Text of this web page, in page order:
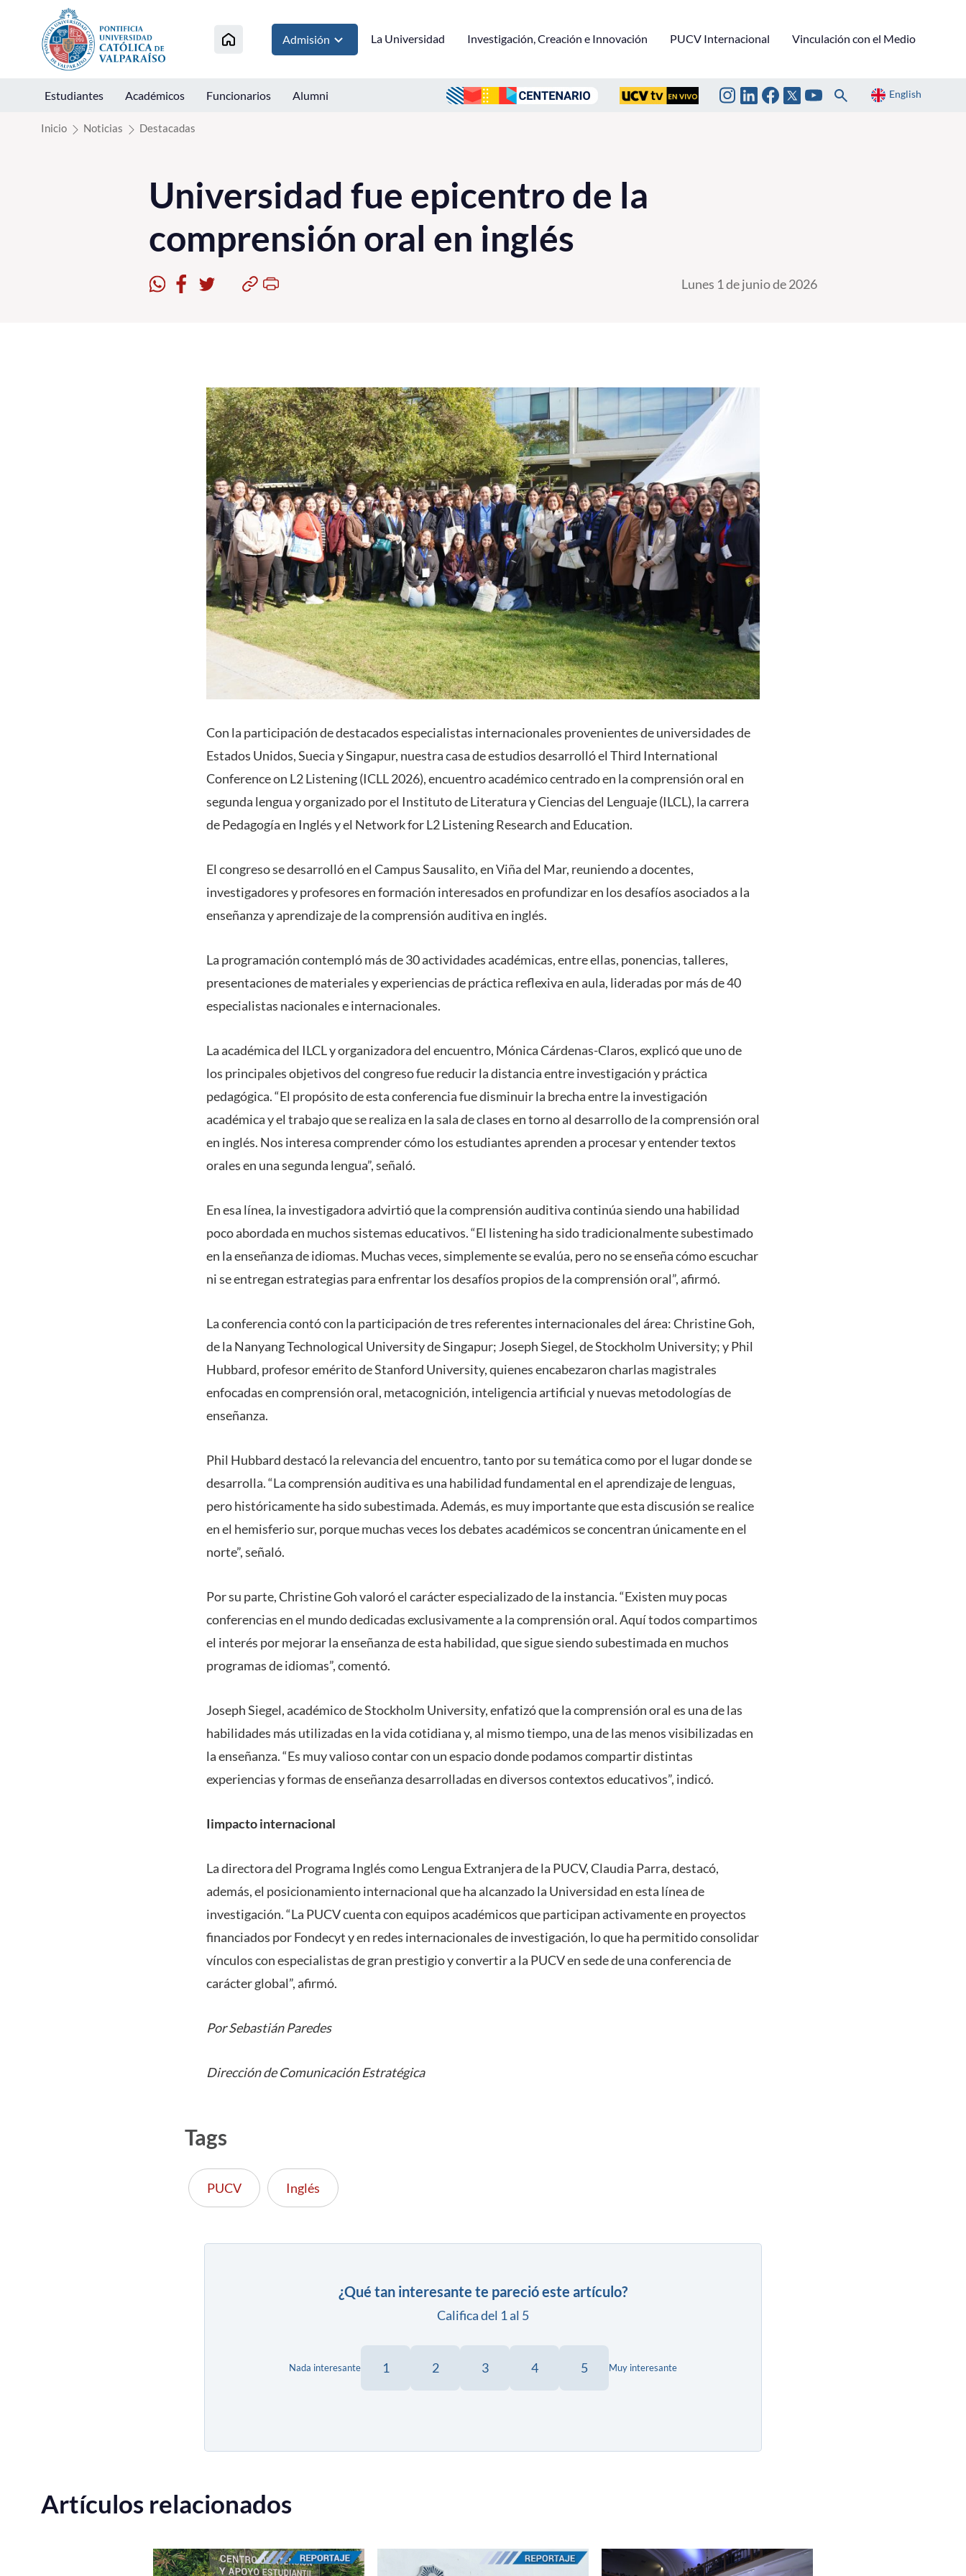
Click acá para ir directamente al contenido
Admisión La Universidad Investigación, Creación e Innovación PUCV Internacional Vinculación con el Medio
Estudiantes Académicos Funcionarios Alumni English
Inicio Noticias Destacadas
Universidad fue epicentro de la
comprensión oral en inglés
Lunes 1 de junio de 2026
Con la participación de destacados especialistas internacionales provenientes de universidades de
Estados Unidos, Suecia y Singapur, nuestra casa de estudios desarrolló el Third International
Conference on L2 Listening (ICLL 2026), encuentro académico centrado en la comprensión oral en
segunda lengua y organizado por el Instituto de Literatura y Ciencias del Lenguaje (ILCL), la carrera
de Pedagogía en Inglés y el Network for L2 Listening Research and Education.
El congreso se desarrolló en el Campus Sausalito, en Viña del Mar, reuniendo a docentes,
investigadores y profesores en formación interesados en profundizar en los desafíos asociados a la
enseñanza y aprendizaje de la comprensión auditiva en inglés.
La programación contempló más de 30 actividades académicas, entre ellas, ponencias, talleres,
presentaciones de materiales y experiencias de práctica reflexiva en aula, lideradas por más de 40
especialistas nacionales e internacionales.
La académica del ILCL y organizadora del encuentro, Mónica Cárdenas-Claros, explicó que uno de
los principales objetivos del congreso fue reducir la distancia entre investigación y práctica
pedagógica. “El propósito de esta conferencia fue disminuir la brecha entre la investigación
académica y el trabajo que se realiza en la sala de clases en torno al desarrollo de la comprensión oral
en inglés. Nos interesa comprender cómo los estudiantes aprenden a procesar y entender textos
orales en una segunda lengua”, señaló.
En esa línea, la investigadora advirtió que la comprensión auditiva continúa siendo una habilidad
poco abordada en muchos sistemas educativos. “El listening ha sido tradicionalmente subestimado
en la enseñanza de idiomas. Muchas veces, simplemente se evalúa, pero no se enseña cómo escuchar
ni se entregan estrategias para enfrentar los desafíos propios de la comprensión oral”, afirmó.
La conferencia contó con la participación de tres referentes internacionales del área: Christine Goh,
de la Nanyang Technological University de Singapur; Joseph Siegel, de Stockholm University; y Phil
Hubbard, profesor emérito de Stanford University, quienes encabezaron charlas magistrales
enfocadas en comprensión oral, metacognición, inteligencia artificial y nuevas metodologías de
enseñanza.
Phil Hubbard destacó la relevancia del encuentro, tanto por su temática como por el lugar donde se
desarrolla. “La comprensión auditiva es una habilidad fundamental en el aprendizaje de lenguas,
pero históricamente ha sido subestimada. Además, es muy importante que esta discusión se realice
en el hemisferio sur, porque muchas veces los debates académicos se concentran únicamente en el
norte”, señaló.
Por su parte, Christine Goh valoró el carácter especializado de la instancia. “Existen muy pocas
conferencias en el mundo dedicadas exclusivamente a la comprensión oral. Aquí todos compartimos
el interés por mejorar la enseñanza de esta habilidad, que sigue siendo subestimada en muchos
programas de idiomas”, comentó.
Joseph Siegel, académico de Stockholm University, enfatizó que la comprensión oral es una de las
habilidades más utilizadas en la vida cotidiana y, al mismo tiempo, una de las menos visibilizadas en
la enseñanza. “Es muy valioso contar con un espacio donde podamos compartir distintas
experiencias y formas de enseñanza desarrolladas en diversos contextos educativos”, indicó.
Iimpacto internacional
La directora del Programa Inglés como Lengua Extranjera de la PUCV, Claudia Parra, destacó,
además, el posicionamiento internacional que ha alcanzado la Universidad en esta línea de
investigación. “La PUCV cuenta con equipos académicos que participan activamente en proyectos
financiados por Fondecyt y en redes internacionales de investigación, lo que ha permitido consolidar
vínculos con especialistas de gran prestigio y convertir a la PUCV en sede de una conferencia de
carácter global”, afirmó.
Por Sebastián Paredes
Dirección de Comunicación Estratégica
Tags
PUCV Inglés
¿Qué tan interesante te pareció este artículo?
Califica del 1 al 5
Nada interesante 1 2 3 4 5 Muy interesante
Artículos relacionados